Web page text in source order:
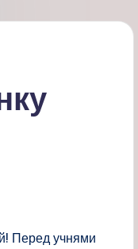
Перед учнями